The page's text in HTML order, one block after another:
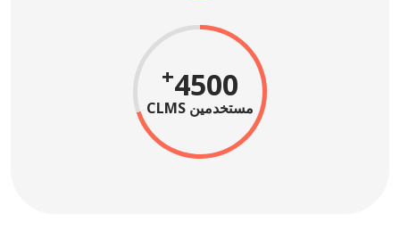
4500
+
مستخدمين CLMS